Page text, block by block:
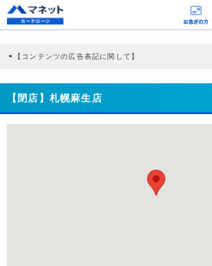
【コンテンツの広告表記に関して】
商品を根拠なくPRするものではなく、当編集部の調査／
どに基づき、公平性を担保した情報提供を行っています。
>提携企業一覧
【閉店】札幌麻生店